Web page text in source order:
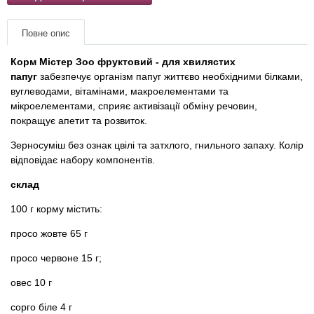
Повне опис
Корм Містер Зоо фруктовий - для хвилястих
папуг забезпечує організм папуг життєво необхідними білками,
вуглеводами, вітамінами, макроелементами та
мікроелементами, сприяє активізації обміну речовин,
покращує апетит та розвиток.
Зерносуміш без ознак цвілі та затхлого, гнильного запаху. Колір
відповідає набору компонентів.
склад
100 г корму містить:
просо жовте 65 г
просо червоне 15 г;
овес 10 г
сорго біле 4 г
Товари для голубів
Товари для гризунів
Товари для коней
Товари для людей
Хозряд - господарчі товари оптом
Популярні зоотоварі